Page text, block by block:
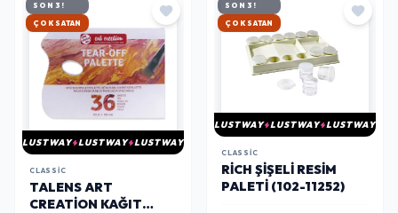
SON 3!
HIZLI KARGO
LUSTWAY LUSTWAY LUSTWAY
CLASSIC
TALENS ART
CREATION KAĞIT
SON 3!
HIZLI KARGO
LUSTWAY LUSTWAY LUSTWAY
CLASSIC
RICH ŞIŞELI RESIM
PALETI (102-11252)